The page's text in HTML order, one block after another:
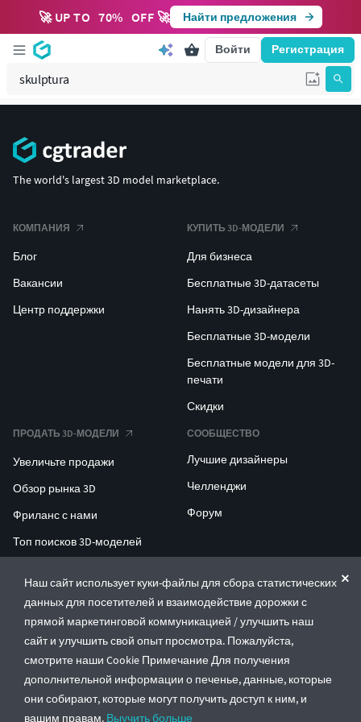
🚀 UP TO 70% OFF 🚀 Найти предложения
Войти Регистрация
Наш сайт использует куки-файлы для сбора статистических
данных для посетителей и взаимодействие дорожки с
прямой маркетинговой коммуникацией / улучшить наш
сайт и улучшить свой опыт просмотра. Пожалуйста,
смотрите наши Cookie Примечание Для получения
дополнительной информации о печенье, данные, которые
они собирают, которые могут получить доступ к ним, и
вашим правам. Выучить больше
The world's largest 3D model marketplace.
КОМПАНИЯ
Блог
Вакансии
Центр поддержки
КУПИТЬ 3D-МОДЕЛИ
Для бизнеса
Бесплатные 3D-датасеты
Нанять 3D-дизайнера
Бесплатные 3D-модели
Бесплатные модели для 3D-
печати
Скидки
ПРОДАТЬ 3D-МОДЕЛИ
Увеличьте продажи
Обзор рынка 3D
Фриланс с нами
Топ поисков 3D-моделей
СООБЩЕСТВО
Лучшие дизайнеры
Челленджи
Форум
ENTERPRISE 3D AT SCALE
© CGTrader 2011-2026
UAB CGTrader, Antakalnio st. 17, Vilnius, Lithuania
Правила и условияПолитика конфиденциальности
🇷🇺 Русский